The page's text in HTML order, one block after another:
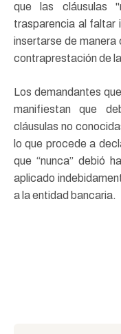
que las cláusulas
trasparencia al faltar
insertarse de
contraprestación de
Los demandantes
manifiestan que
cláusulas no
lo que procede a
que “nunca” debió
aplicado
a la entidad bancaria.